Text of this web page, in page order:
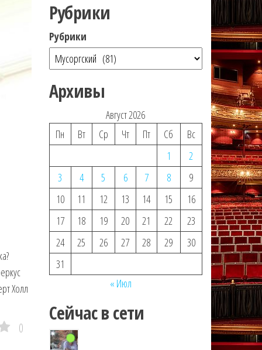
Холл
0
Рубрики
Рубрики
Архивы
Август 2026
Пн
Вт Ср Чт Пт Сб
Вс
1
2
3
4 5 6 7 8
9
10
11 12 13 14 15
16
17
18 19 20 21 22
23
24
25 26 27 28 29
30
31
« Июл
Сейчас в сети